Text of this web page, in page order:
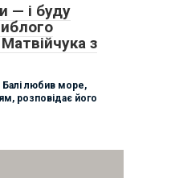
— і буду
з
Балі любив море,
розповідає його